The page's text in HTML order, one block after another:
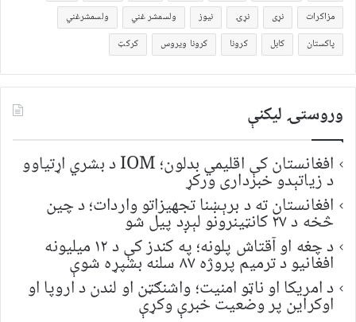
مزاکرات
نړی نړۍ نیوز ولسمشر غني
ولسمشرغني
پاکستان
کابل کرونا کرونا ویروس کرکټ
وروستۍ ليکنې
افغانستان کې اقلیمي بدلون؛ IOM د بشري اړتیاوو
د زیاتېدو خبرداری ورکړ
افغانستان ته د برېښنا تجهیزاتو واردات؛ د چین
څخه د ۲۷ کانټینرونو لېږد پیل شو
د چغه او آقتاش پلونه؛ په کندز کې د ۱۲ میلیونه
افغانیو د ترمیم پروژه ۸۷ سلنه بشپړه شوې
د امریکا او ناټو امنیت؛ واشنګټن او لندن د اروپا او
اوکراین پر وضعیت خبرې وکړې